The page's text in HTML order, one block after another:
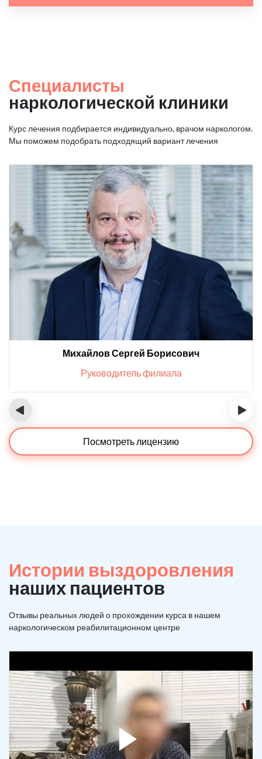
Специалисты
наркологической клиники
Курс лечения подбирается индивидуально, врачом наркологом.
Мы поможем подобрать подходящий вариант лечения
Михайлов Сергей Борисович
Руководитель филиала
‹ ›
Посмотреть лицензию
Истории выздоровления
наших пациентов
Отзывы реальных людей о прохождении курса в нашем
наркологическом реабилитационном центре